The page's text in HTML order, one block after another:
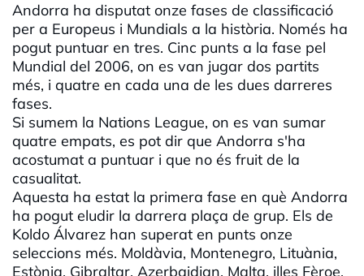
Andorra ha disputat onze fases de classificació
per a Europeus i Mundials a la història. Només ha
pogut puntuar en tres. Cinc punts a la fase pel
Mundial del 2006, on es van jugar dos partits
més, i quatre en cada una de les dues darreres
fases.
Si sumem la Nations League, on es van sumar
quatre empats, es pot dir que Andorra s'ha
acostumat a puntuar i que no és fruit de la
casualitat.
Aquesta ha estat la primera fase en què Andorra
ha pogut eludir la darrera plaça de grup. Els de
Koldo Álvarez han superat en punts onze
seleccions més. Moldàvia, Montenegro, Lituània,
Estònia, Gibraltar, Azerbaidjan, Malta, illes Fèroe,